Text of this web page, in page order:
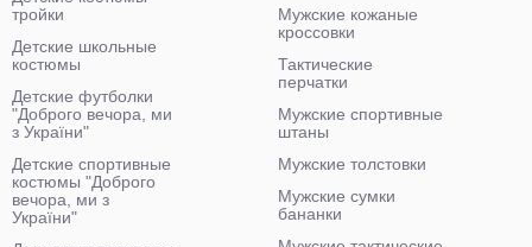
тройки
Детские школьные
костюмы
Детские футболки
"Доброго вечора, ми
з України"
Детские спортивные
костюмы "Доброго
вечора, ми з
України"
Мужские кожаные
кроссовки
Тактические
перчатки
Мужские спортивные
штаны
Мужские толстовки
Мужские сумки
бананки